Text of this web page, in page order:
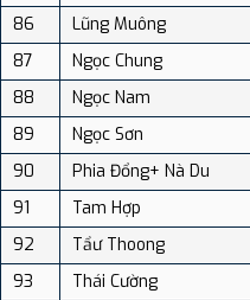
86
Lũng Muông
87
Ngọc Chung
88
Ngọc Nam
89
Ngọc Sơn
90
Phia Đổng+ Nà Du
91
Tam Hợp
92
Tẩư Thoong
93
Thái Cường